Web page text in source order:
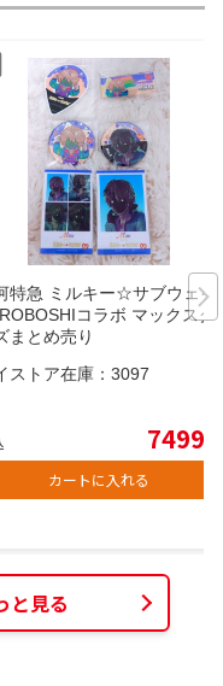
特急 ミルキー☆サブウェイ
コラボ マックスグ
まとめ売り
ストア在庫： 3097
7499
カートに入れる
と見る